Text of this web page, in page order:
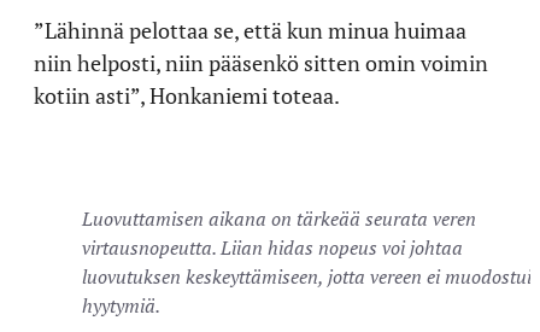
”Lähinnä pelottaa se, että kun minua huimaa
niin helposti, niin pääsenkö sitten omin voimin
kotiin asti”, Honkaniemi toteaa.
Luovuttamisen aikana on tärkeää seurata veren
virtausnopeutta. Liian hidas nopeus voi johtaa
luovutuksen keskeyttämiseen, jotta vereen ei
hyytymiä.